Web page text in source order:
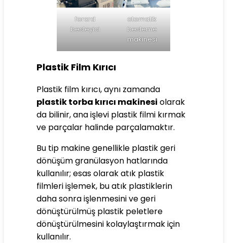
forcrd
besleyici
otomatik
besleme
makinesi
Plastik Film Kırıcı
Plastik film kırıcı, aynı zamanda
plastik torba kırıcı makinesi olarak
da bilinir, ana işlevi plastik filmi kırmak
ve parçalar halinde parçalamaktır.
Bu tip makine genellikle plastik geri
dönüşüm granülasyon hatlarında
kullanılır; esas olarak atık plastik
filmleri işlemek, bu atık plastiklerin
daha sonra işlenmesini ve geri
dönüştürülmüş plastik peletlere
dönüştürülmesini kolaylaştırmak için
kullanılır.